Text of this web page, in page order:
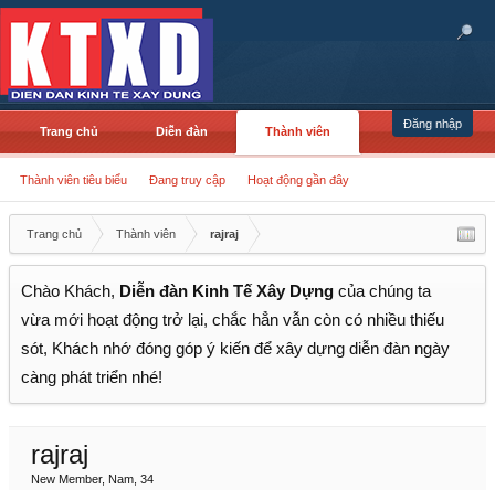
Đăng nhập
Trang chủ Diễn đàn Thành viên
Thành viên tiêu biểu Đang truy cập Hoạt động gần đây
Trang chủ Thành viên rajraj
Chào Khách, Diễn đàn Kinh Tế Xây Dựng của chúng ta
vừa mới hoạt động trở lại, chắc hẳn vẫn còn có nhiều thiếu
sót, Khách nhớ đóng góp ý kiến để xây dựng diễn đàn ngày
càng phát triển nhé!
rajraj
New Member, Nam, 34